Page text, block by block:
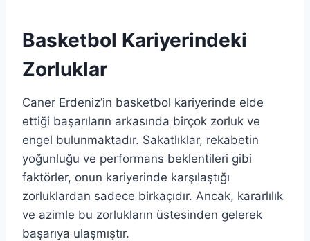
Basketbol Kariyerindeki
Zorluklar
Caner Erdeniz’in basketbol kariyerinde elde
ettiği başarıların arkasında birçok zorluk ve
engel bulunmaktadır. Sakatlıklar, rekabetin
yoğunluğu ve performans beklentileri gibi
faktörler, onun kariyerinde karşılaştığı
zorluklardan sadece birkaçıdır. Ancak, kararlılık
ve azimle bu zorlukların üstesinden gelerek
başarıya ulaşmıştır.